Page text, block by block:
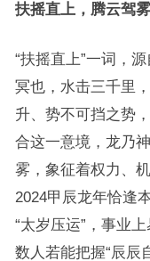
扶摇直上，腾云驾
“扶摇直上”一词，
冥也，水击三千里
升、势不可挡之势
合这一意境，龙乃
雾，象征着权力、
2024甲辰龙年恰逢
“太岁压运”，事业
数人若能把握“辰辰